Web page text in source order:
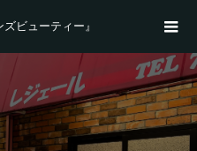
ビューティー』